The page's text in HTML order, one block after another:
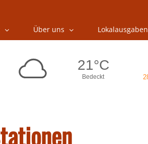
Über uns Lokalausgaben